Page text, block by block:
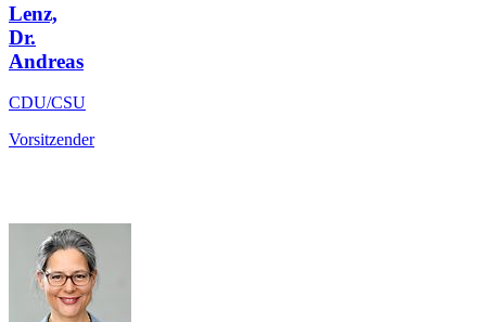
Lenz,
Dr.
Andreas
CDU/CSU
Vorsitzender